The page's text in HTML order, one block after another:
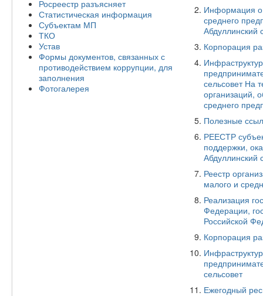
Росреестр разъясняет
Статистическая информация
Субъектам МП
ТКО
Устав
Формы документов, связанных с
противодействием коррупции, для
заполнения
Фотогалерея
Информация о
среднего
Абдуллинский
Корпорация
сельсовет На
организаций,
среднего
Полезные
РЕЕСТР
поддержки,
Абдуллинский
Реестр
малого и
Реализация
Федерации,
Российской
Корпорация
сельсовет
Ежегодный